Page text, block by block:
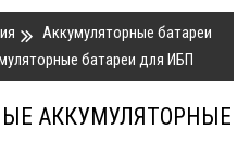
Аккумуляторные батареи
батареи для ИБП
АККУМУЛЯТОРНЫЕ